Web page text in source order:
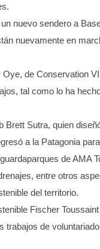
nuevo sendero a
nuevamente en
de Conservation
tal como lo ha
Sutra, quien
a la Patagonia
de AMA
entre otros
del territorio.
Fischer
trabajos de